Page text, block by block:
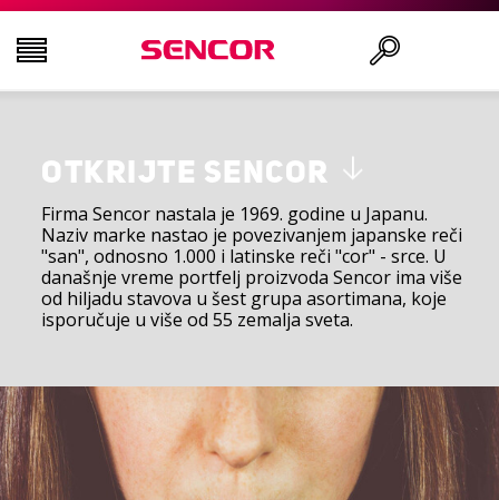
KUHINJA
DOMAĆINSTVO
ZDRAVLJE I LEPOTA
KANCELARIJA I KABLOVI
OTKRIJTE SENCOR
Firma Sencor nastala je 1969. godine u Japanu.
Naziv marke nastao je povezivanjem japanske reči
"san", odnosno 1.000 i latinske reči "cor" - srce. U
današnje vreme portfelj proizvoda Sencor ima više
od hiljadu stavova u šest grupa asortimana, koje
isporučuje u više od 55 zemalja sveta.